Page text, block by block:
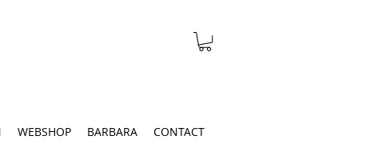
WEBSHOP BARBARA CONTACT